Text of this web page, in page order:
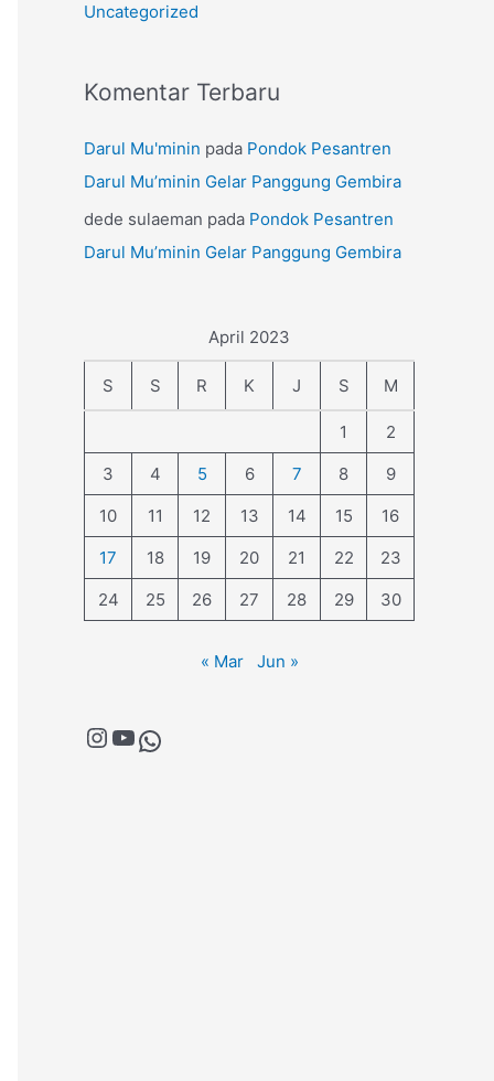
Uncategorized
Komentar Terbaru
Darul Mu'minin pada Pondok Pesantren
Darul Mu’minin Gelar Panggung Gembira
dede sulaeman pada Pondok Pesantren
Darul Mu’minin Gelar Panggung Gembira
April 2023
S S R K J S M
1
2
3
4 5 6 7 8
9
10
11 12 13 14 15
16
17
18 19 20 21 22
23
24
25 26 27 28 29 30
« Mar Jun »